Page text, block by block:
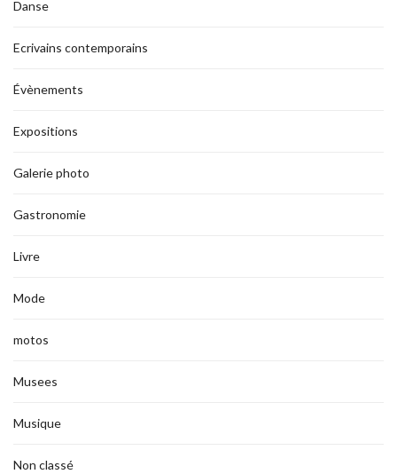
Danse
Ecrivains contemporains
Évènements
Expositions
Galerie photo
Gastronomie
Livre
Mode
motos
Musees
Musique
Non classé